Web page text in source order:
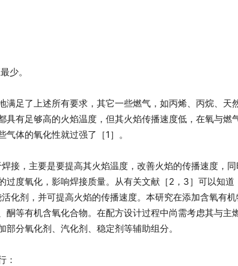
少。
满足了上述所有要求，其它一些燃气，如丙烯、丙烷、天
具有足够高的火焰温度，但其火焰传播速度低，在氧与燃
体的氧化性就过强了［1］。
接，主要是要提高其火焰温度，改善火焰的传播速度，同
过度氧化，影响焊接质量。从有关文献［2，3］可以知道
化剂，并可提高火焰的传播速度。本研究在添加含氧有机
酮等有机含氧化合物。在配方设计过程中尚需考虑其与主
分氧化剂、汽化剂、稳定剂等辅助组分。
：